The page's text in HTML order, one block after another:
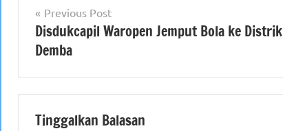
Navigasi
pos
Previous Post
Disdukcapil Waropen Jemput Bola ke Distrik
Demba
Tinggalkan Balasan